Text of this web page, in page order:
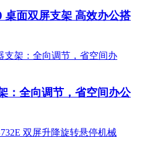
桌面双屏支架 高效办公搭
：全向调节，省空间办公